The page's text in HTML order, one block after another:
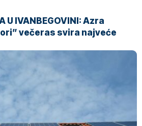
U IVANBEGOVINI: Azra
večeras svira najveće